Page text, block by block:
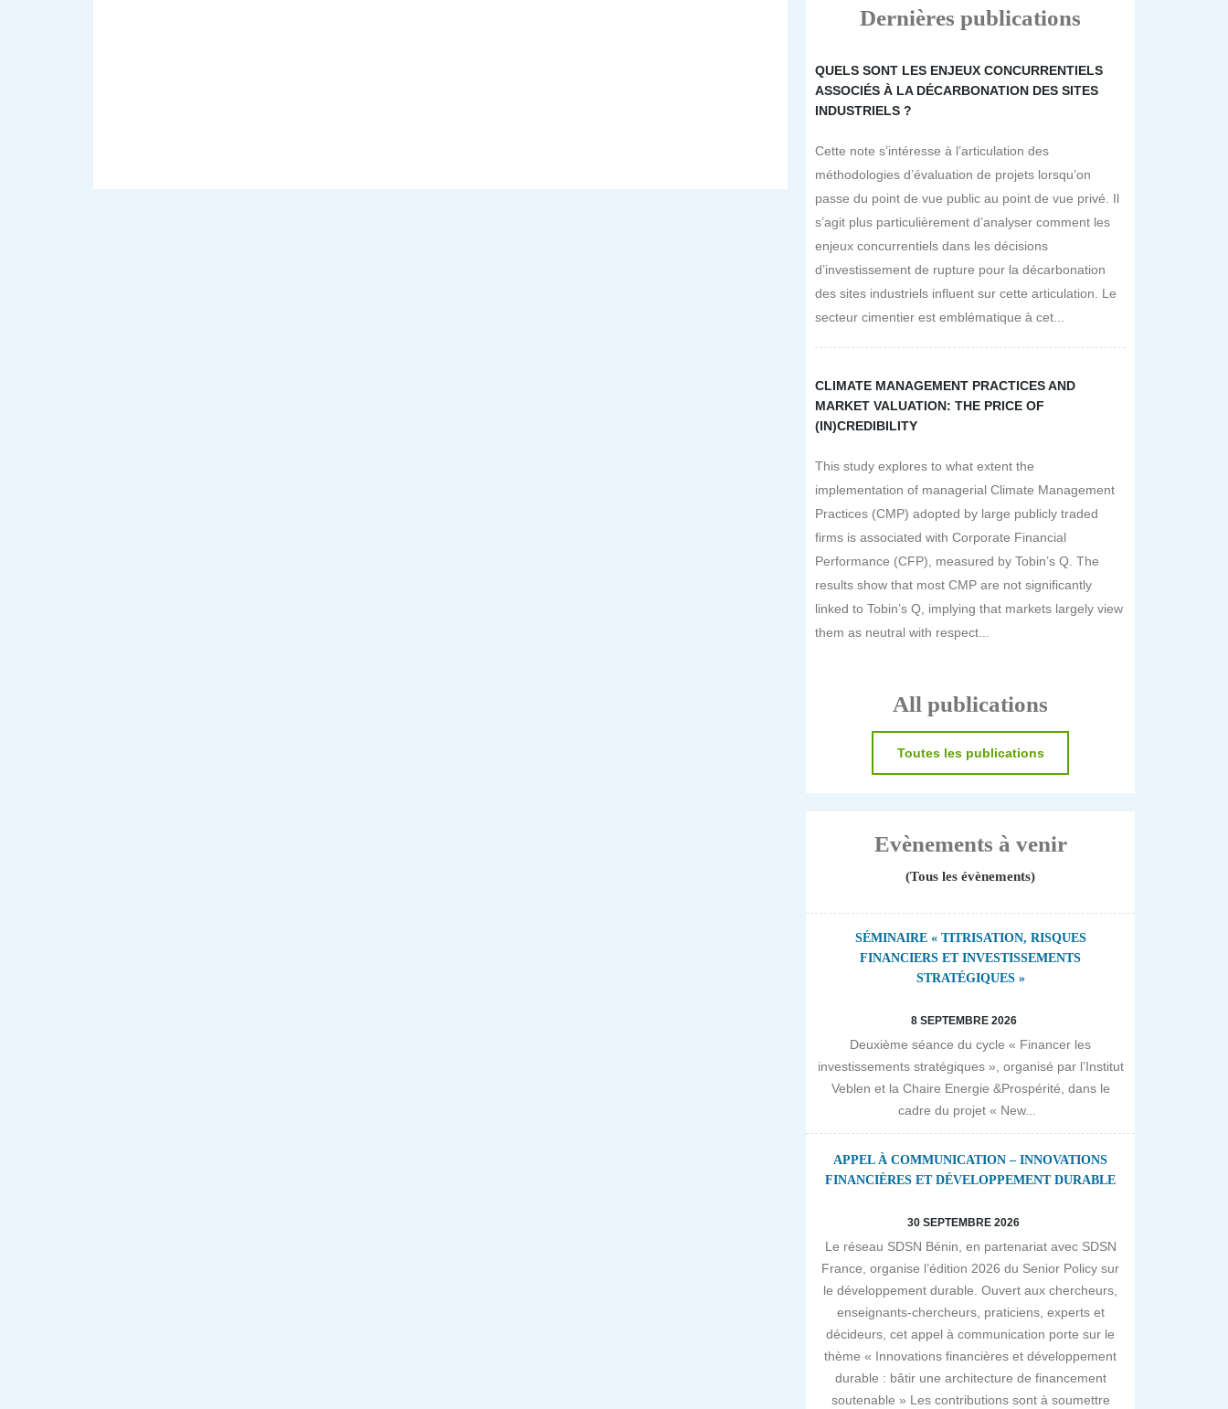
Dernières publications
QUELS SONT LES ENJEUX CONCURRENTIELS
ASSOCIÉS À LA DÉCARBONATION DES SITES
INDUSTRIELS ?
Cette note s’intéresse à l’articulation des
méthodologies d’évaluation de projets lorsqu’on
passe du point de vue public au point de vue privé. Il
s’agit plus particulièrement d’analyser comment les
enjeux concurrentiels dans les décisions
d’investissement de rupture pour la décarbonation
des sites industriels influent sur cette articulation. Le
secteur cimentier est emblématique à cet...
CLIMATE MANAGEMENT PRACTICES AND
MARKET VALUATION: THE PRICE OF
(IN)CREDIBILITY
This study explores to what extent the
implementation of managerial Climate Management
Practices (CMP) adopted by large publicly traded
firms is associated with Corporate Financial
Performance (CFP), measured by Tobin’s Q. The
results show that most CMP are not significantly
linked to Tobin’s Q, implying that markets largely view
them as neutral with respect...
All publications
Toutes les publications
Evènements à venir
(Tous les évènements)
SÉMINAIRE « TITRISATION, RISQUES
FINANCIERS ET INVESTISSEMENTS
STRATÉGIQUES »
8 SEPTEMBRE 2026
Deuxième séance du cycle « Financer les
investissements stratégiques », organisé par l’Institut
Veblen et la Chaire Energie &Prospérité, dans le
cadre du projet « New...
APPEL À COMMUNICATION – INNOVATIONS
FINANCIÈRES ET DÉVELOPPEMENT DURABLE
30 SEPTEMBRE 2026
Le réseau SDSN Bénin, en partenariat avec SDSN
France, organise l’édition 2026 du Senior Policy sur
le développement durable. Ouvert aux chercheurs,
enseignants-chercheurs, praticiens, experts et
décideurs, cet appel à communication porte sur le
thème « Innovations financières et développement
durable : bâtir une architecture de financement
soutenable » Les contributions sont à soumettre